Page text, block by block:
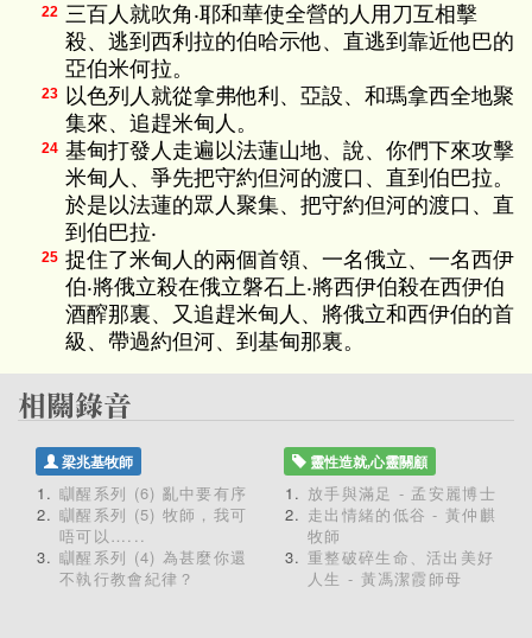
22 三百人就吹角‧耶和華使全營的人用刀互相擊
殺、逃到西利拉的伯哈示他、直逃到靠近他巴的
亞伯米何拉。
23 以色列人就從拿弗他利、亞設、和瑪拿西全地聚
集來、追趕米甸人。
24 基甸打發人走遍以法蓮山地、說、你們下來攻擊
米甸人、爭先把守約但河的渡口、直到伯巴拉。
於是以法蓮的眾人聚集、把守約但河的渡口、直
到伯巴拉‧
25 捉住了米甸人的兩個首領、一名俄立、一名西伊
伯‧將俄立殺在俄立磐石上‧將西伊伯殺在西伊伯
酒醡那裏、又追趕米甸人、將俄立和西伊伯的首
級、帶過約但河、到基甸那裏。
梁兆基牧師
瞓醒系列 (6) 亂中要有序
瞓醒系列 (5) 牧師，我可
唔可以…...
瞓醒系列 (4) 為甚麼你還
不執行教會紀律？
靈性造就,心靈關顧
放手與滿足 - 孟安麗博士
走出情緒的低谷 - 黃仲麒
牧師
重整破碎生命、活出美好
人生 - 黃馮潔霞師母